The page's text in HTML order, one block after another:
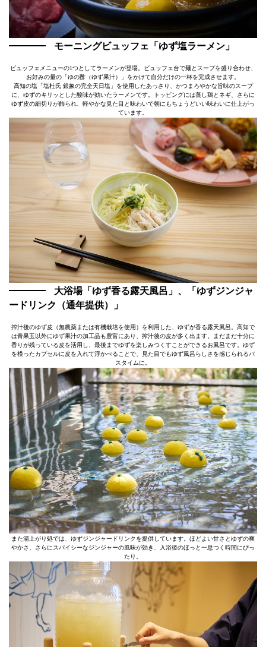
モーニングビュッフェ「ゆず塩ラーメン」
ビュッフェメニューの1つとしてラーメンが登場。ビュッフェ台で麺とスープを盛り合わせ、
お好みの量の「ゆの酢（ゆず果汁）」をかけて自分だけの一杯を完成させます。
高知の塩「塩杜氏 銀象の完全天日塩」を使用したあっさり、かつまろやかな旨味のスープ
に、ゆずのキリッとした酸味が効いたラーメンです。トッピングには蒸し鶏とネギ、さらに
ゆず皮の細切りが飾られ、軽やかな見た目と味わいで朝にもちょうどいい味わいに仕上がっ
ています。
大浴場「ゆず香る露天風呂」、「ゆずジンジャ
ードリンク（通年提供）」
搾汁後のゆず皮（無農薬または有機栽培を使用）を利用した、ゆずが香る露天風呂。高知で
は青果玉以外にゆず果汁の加工品も豊富にあり、搾汁後の皮が多く出ます。まだまだ十分に
香りが残っている皮を活用し、最後までゆずを楽しみつくすことができるお風呂です。ゆず
を模ったカプセルに皮を入れて浮かべることで、見た目でもゆず風呂らしさを感じられるバ
スタイムに。
また湯上がり処では、ゆずジンジャードリンクを提供しています。ほどよい甘さとゆずの爽
やかさ、さらにスパイシーなジンジャーの風味が効き、入浴後のほっと一息つく時間にぴっ
たり。